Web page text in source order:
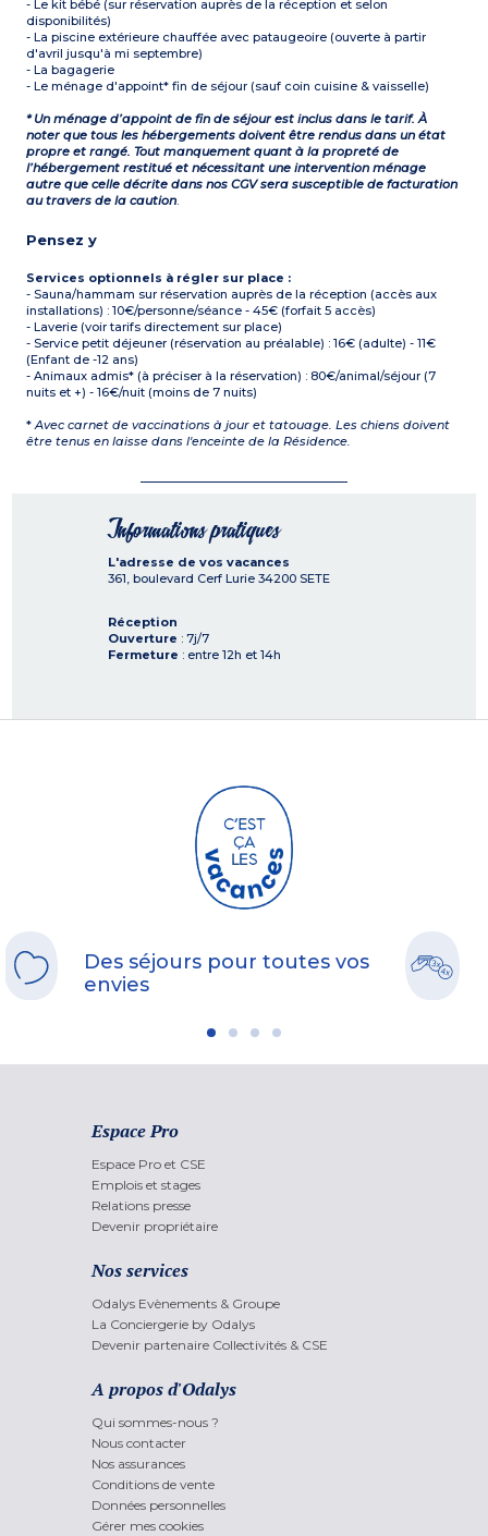
- Le kit bébé (sur réservation auprès de la réception et selon
disponibilités)
- La piscine extérieure chauffée avec pataugeoire (ouverte à partir
d'avril jusqu'à mi septembre)
- La bagagerie
- Le ménage d'appoint* fin de séjour (sauf coin cuisine & vaisselle)
* Un ménage d’appoint de fin de séjour est inclus dans le tarif. À
noter que tous les hébergements doivent être rendus dans un état
propre et rangé. Tout manquement quant à la propreté de
l’hébergement restitué et nécessitant une intervention ménage
autre que celle décrite dans nos CGV sera susceptible de facturation
au travers de la caution.
Pensez y
Services optionnels à régler sur place :
- Sauna/hammam sur réservation auprès de la réception (accès aux
installations) : 10€/personne/séance - 45€ (forfait 5 accès)
- Laverie (voir tarifs directement sur place)
- Service petit déjeuner (réservation au préalable) : 16€ (adulte) - 11€
(Enfant de -12 ans)
- Animaux admis* (à préciser à la réservation) : 80€/animal/séjour (7
nuits et +) - 16€/nuit (moins de 7 nuits)
*Avec carnet de vaccinations à jour et tatouage. Les chiens doivent
être tenus en laisse dans l'enceinte de la Résidence.
Informations pratiques
L'adresse de vos vacances
361, boulevard Cerf Lurie 34200 SETE
Réception
Ouverture : 7j/7
Fermeture : entre 12h et 14h
Des séjours pour toutes vos
envies
Espace Pro
Espace Pro et CSE
Emplois et stages
Relations presse
Devenir propriétaire
Nos services
Odalys Evènements & Groupe
La Conciergerie by Odalys
Devenir partenaire Collectivités & CSE
A propos d'Odalys
Qui sommes-nous ?
Nous contacter
Nos assurances
Conditions de vente
Données personnelles
Gérer mes cookies